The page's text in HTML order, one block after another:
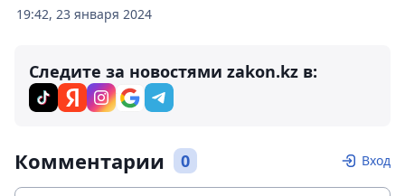
19:42, 23 января 2024
Следите за новостями zakon.kz в:
Комментарии 0 Вход